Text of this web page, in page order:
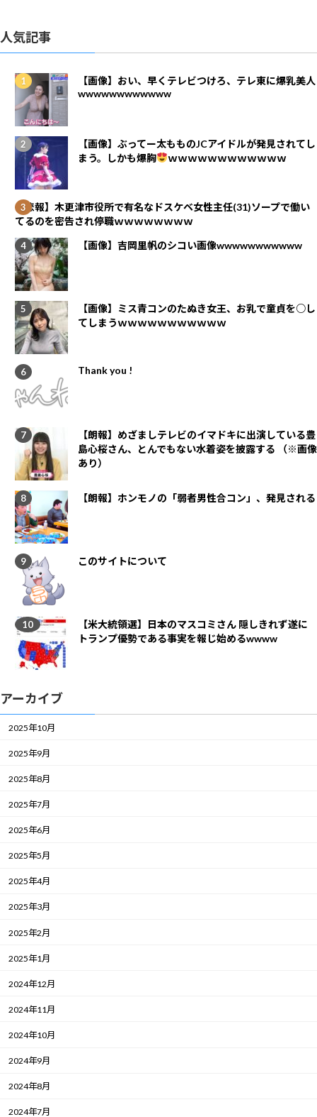
人気記事
【画像】おい、早くテレビつけろ、テレ東に爆乳美人
wwwwwwwwwwww
【画像】ぶってー太もものJCアイドルが発見されてし
まう。しかも爆胸
ｗｗｗｗｗｗｗｗｗｗｗｗ
【悲報】木更津市役所で有名なドスケベ女性主任(31)ソープで働い
てるのを密告され停職ｗｗｗｗｗｗｗｗ
【画像】吉岡里帆のシコい画像wwwwwwwwwww
【画像】ミス青コンのたぬき女王、お乳で童貞を○し
てしまうｗｗｗｗｗｗｗｗｗｗｗ
Thank you !
【朗報】めざましテレビのイマドキに出演している豊
島心桜さん、とんでもない水着姿を披露する （※画像
あり）
【朗報】ホンモノの「弱者男性合コン」、発見される
このサイトについて
【米大統領選】日本のマスコミさん 隠しきれず遂に
トランプ優勢である事実を報じ始めるwwww
アーカイブ
2025年10月
2025年9月
2025年8月
2025年7月
2025年6月
2025年5月
2025年4月
2025年3月
2025年2月
2025年1月
2024年12月
2024年11月
2024年10月
2024年9月
2024年8月
2024年7月